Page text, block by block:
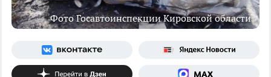
Фото Госавтоинспекции Кировской области